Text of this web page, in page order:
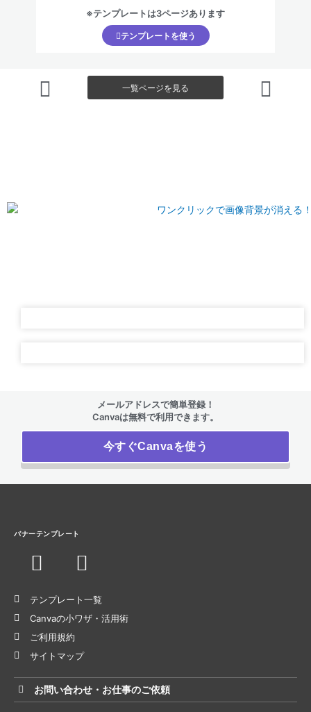
※テンプレートは3ページあります
テンプレートを使う
一覧ページを見る
メールアドレスで簡単登録！
Canvaは無料で利用できます。
今すぐCanvaを使う
バナーテンプレート
テンプレート一覧
Canvaの小ワザ・活用術
ご利用規約
サイトマップ
お問い合わせ・お仕事のご依頼